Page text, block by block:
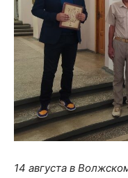
14 августа в